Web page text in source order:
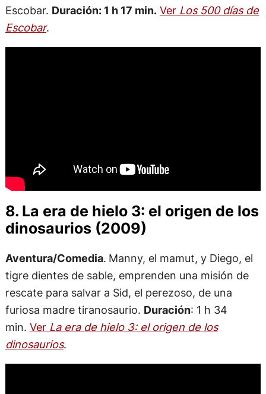
Escobar. Duración: 1 h 17 min. Ver Los 500 días de
Escobar.
8. La era de hielo 3: el origen de los
dinosaurios (2009)
Aventura/Comedia. Manny, el mamut, y Diego, el
tigre dientes de sable, emprenden una misión de
rescate para salvar a Sid, el perezoso, de una
furiosa madre tiranosaurio. Duración: 1 h 34
min. Ver La era de hielo 3: el origen de los
dinosaurios.